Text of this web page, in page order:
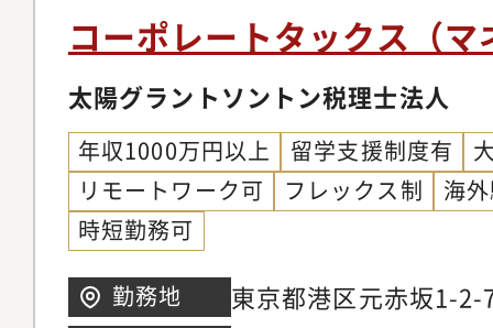
のサポートや、相続
議や納税に関するア
の作成、税務調査対
種サービスをワンス
らの知識・経験・行
することはもちろん
を担える人材を求め
務内容・各種税務申
コーポレートタックス（
太陽グラントソントン税理士法人
年収1000万円以上 留学支援制度有
リモートワーク可
フレックス制
海
時短勤務可
勤務地 東京都港区元赤坂1-